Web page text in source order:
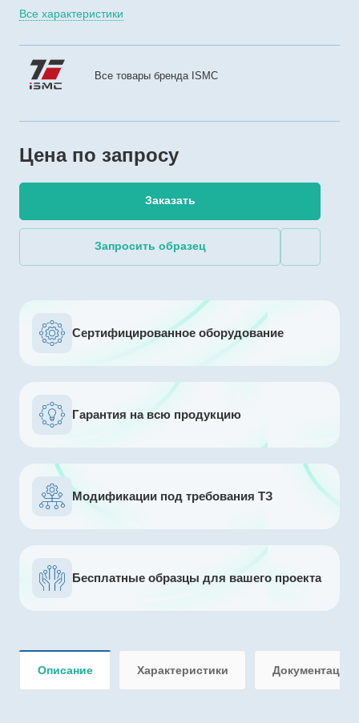
Все характеристики
Все товары бренда ISMC
Цена по запросу
Заказать
Запросить образец
Сертифицированное оборудование
Гарантия на всю продукцию
Модификации под требования ТЗ
Бесплатные образцы для вашего проекта
Описание Характеристики Документация